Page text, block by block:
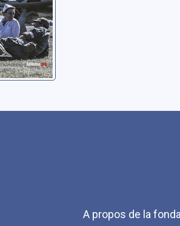
Menu
A propos de la